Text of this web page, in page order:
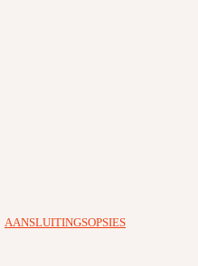
AANSLUITINGSOPSIES